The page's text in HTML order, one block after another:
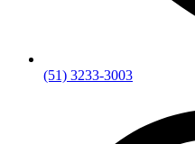
(51) 3233-3003